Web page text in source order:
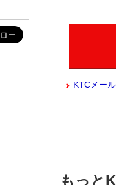
KTCメー
もっと